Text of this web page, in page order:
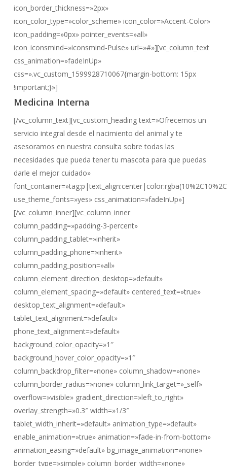
icon_border_thickness=»2px»
icon_color_type=»color_scheme» icon_color=»Accent-Color»
icon_padding=»0px» pointer_events=»all»
icon_iconsmind=»iconsmind-Pulse» url=»#»][vc_column_text
css_animation=»fadeInUp»
css=».vc_custom_1599928710067{margin-bottom: 15px
!important;}»]
Medicina Interna
[/vc_column_text][vc_custom_heading text=»Ofrecemos un
servicio integral desde el nacimiento del animal y te
asesoramos en nuestra consulta sobre todas las
necesidades que pueda tener tu mascota para que puedas
darle el mejor cuidado»
use_theme_fonts=»yes» css_animation=»fadeInUp»]
[/vc_column_inner][vc_column_inner
column_padding=»padding-3-percent»
column_padding_tablet=»inherit»
column_padding_phone=»inherit»
column_padding_position=»all»
column_element_direction_desktop=»default»
column_element_spacing=»default» centered_text=»true»
desktop_text_alignment=»default»
tablet_text_alignment=»default»
phone_text_alignment=»default»
background_color_opacity=»1″
background_hover_color_opacity=»1″
column_backdrop_filter=»none» column_shadow=»none»
column_border_radius=»none» column_link_target=»_self»
overflow=»visible» gradient_direction=»left_to_right»
overlay_strength=»0.3″ width=»1/3″
tablet_width_inherit=»default» animation_type=»default»
enable_animation=»true» animation=»fade-in-from-bottom»
animation_easing=»default» bg_image_animation=»none»
border_type=»simple» column_border_width=»none»